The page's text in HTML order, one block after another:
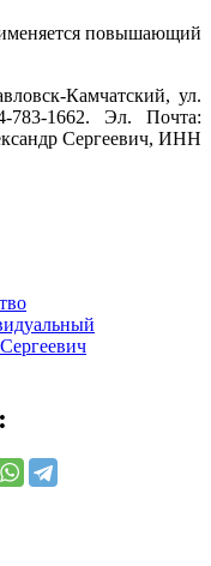
повышающий
Камчатский, ул.
783-1662. Эл. Почта:
Сергеевич, ИНН